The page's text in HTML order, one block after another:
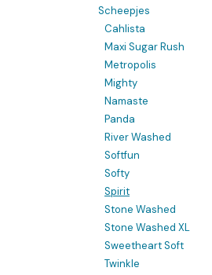
Scheepjes
Cahlista
Maxi Sugar Rush
Metropolis
Mighty
Namaste
Panda
River Washed
Softfun
Softy
Spirit
Stone Washed
Stone Washed XL
Sweetheart Soft
Twinkle